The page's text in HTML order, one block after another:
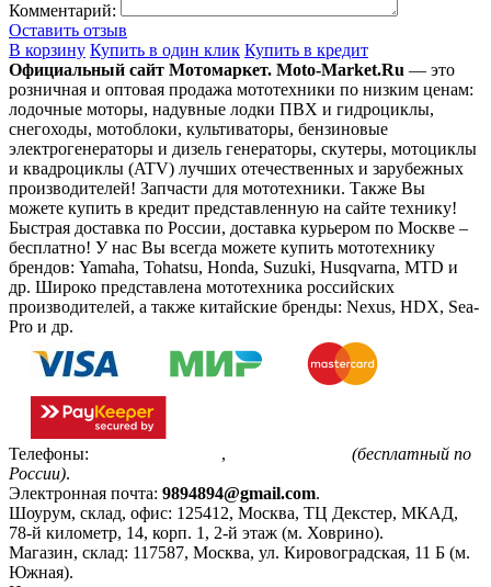
Комментарий:
Оставить отзыв
В корзину Купить в один клик Купить в кредит
Официальный сайт Мотомаркет. Moto-Market.Ru — это
розничная и оптовая продажа мототехники по низким ценам:
лодочные моторы, надувные лодки ПВХ и гидроциклы,
снегоходы, мотоблоки, культиваторы, бензиновые
электрогенераторы и дизель генераторы, скутеры, мотоциклы
и квадроциклы (ATV) лучших отечественных и зарубежных
производителей! Запчасти для мототехники. Также Вы
можете купить в кредит представленную на сайте технику!
Быстрая доставка по России, доставка курьером по Москве –
бесплатно! У нас Вы всегда можете купить мототехнику
брендов: Yamaha, Tohatsu, Honda, Suzuki, Husqvarna, MTD и
др. Широко представлена мототехника российских
производителей, а также китайские бренды: Nexus, HDX, Sea-
Pro и др.
Телефоны: ,
(бесплатный по
России).
Электронная почта: 9894894@gmail.com.
Шоурум, склад, офис: 125412, Москва, ТЦ Декстер, МКАД,
78-й километр, 14, корп. 1, 2-й этаж (м. Ховрино).
Магазин, склад: 117587, Москва, ул. Кировоградская, 11 Б (м.
Южная).